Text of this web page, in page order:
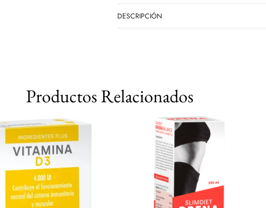
DESCRIPCIÓN
Productos Relacionados